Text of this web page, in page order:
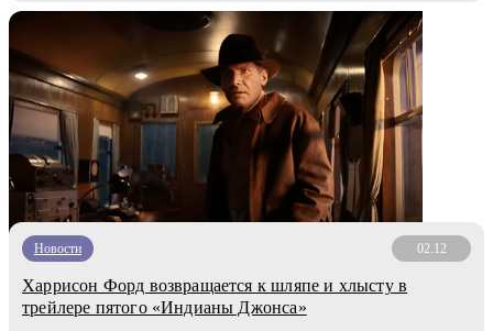
Новости 02.12
Харрисон Форд возвращается к шляпе и хлысту в
трейлере пятого «Индианы Джонса»